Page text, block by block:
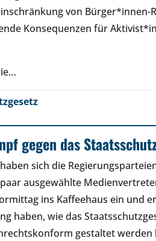
von Bürger*innen-
Konsequenzen für
gegen das
sich die
ausgewählte
ins Kaffeehaus ein und
haben, wie das
gestaltet werden